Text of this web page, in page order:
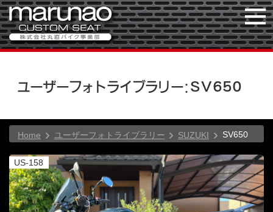
ユーザーフォトライブラリー：SV650
Home ユーザーフォトライブラリー SUZUKI SV650
US-158